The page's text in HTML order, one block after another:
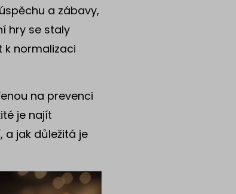
a zábavy,
hry se staly
k normalizaci
na prevenci
je najít
a jak důležitá je